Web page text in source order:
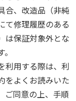
合、改造品（非純
て修理履歴のある
は保証対象外とな
利用する際は、利
をよくお読みいた
ご同意の上、手順